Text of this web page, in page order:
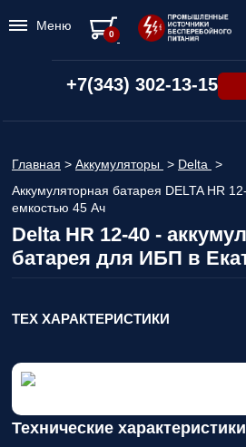
+7(343) 302-13-15
Главная > Аккумуляторы > Delta >
Аккумуляторная батарея DELTA HR
емкостью 45 Ач
Delta HR 12-40 -
батарея для ИБП в
ТЕХ ХАРАКТЕРИСТИКИ
Технические
Меню
0